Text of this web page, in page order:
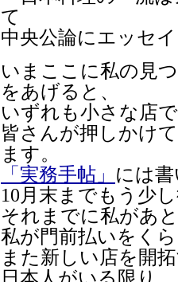
て
中央公論にエッセ
いまここに私の見
をあげると、
いずれも小さな店
皆さんが押しかけ
ます。
「実務手帖」 には
10月末までもう少
それまでに私があ
私が門前払いをく
また新しい店を開